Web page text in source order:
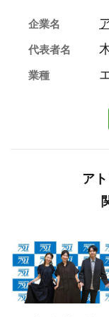
企業名
代表者名
業種
ア